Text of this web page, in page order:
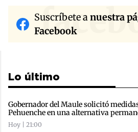
Suscríbete anuestra
Facebook
Lo último
Gobernador del Maule solicitó
Pehuenche en una alternativa
Hoy | 21:00